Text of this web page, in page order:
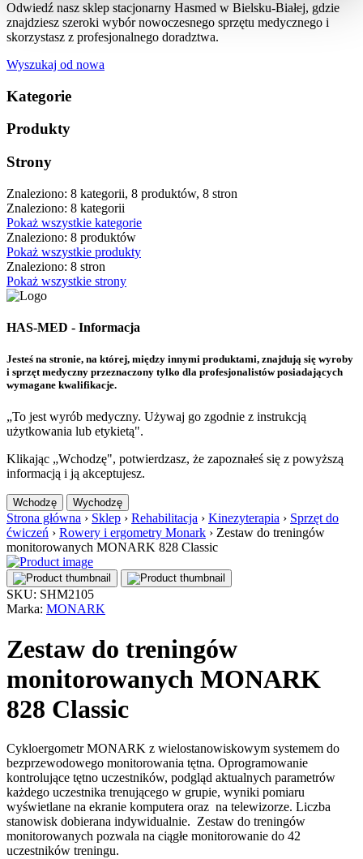
Odwiedź nasz sklep stacjonarny Hasmed w Bielsku-Białej, gdzie
znajdziesz szeroki wybór nowoczesnego sprzętu medycznego i
skorzystasz z profesjonalnego doradztwa.
Wyszukaj od nowa
Kategorie
Produkty
Strony
Znaleziono: 8 kategorii, 8 produktów, 8 stron
Znaleziono: 8 kategorii
Pokaż wszystkie kategorie
Znaleziono: 8 produktów
Pokaż wszystkie produkty
Znaleziono: 8 stron
Pokaż wszystkie strony
HAS-MED - Informacja
Jesteś na stronie, na której, między innymi produktami, znajdują się wyroby
i sprzęt medyczny przeznaczony tylko dla profesjonalistów posiadających
wymagane kwalifikacje.
„To jest wyrób medyczny. Używaj go zgodnie z instrukcją
użytkowania lub etykietą".
Klikając „Wchodzę", potwierdzasz, że zapoznałeś się z powyższą
informacją i ją akceptujesz.
Wchodzę Wychodzę
Strona główna › Sklep › Rehabilitacja › Kinezyterapia › Sprzęt do
ćwiczeń › Rowery i ergometry Monark › Zestaw do treningów
monitorowanych MONARK 828 Classic
SKU: SHM2105
Marka: MONARK
Zestaw do treningów
monitorowanych MONARK
828 Classic
Cykloergometr MONARK z wielostanowiskowym systemem do
bezprzewodowego monitorowania tętna. Oprogramowanie
kontrolujące tętno uczestników, podgląd aktualnych parametrów
każdego uczestnika trenującego w grupie, wyniki pomiaru
wyświetlane na ekranie komputera oraz na telewizorze. Liczba
stanowisk dobierana indywidualnie. Zestaw do treningów
monitorowanych pozwala na ciągłe monitorowanie do 42
uczestników treningu.